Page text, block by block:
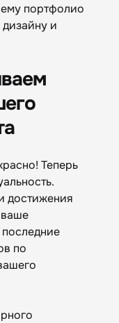
портфолио
дизайну и
Теперь
достижения
по